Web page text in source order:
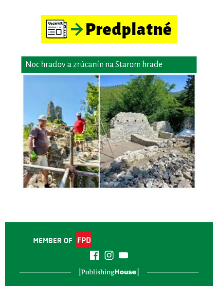
Noc hradov a zrúcanín na Starom hrade